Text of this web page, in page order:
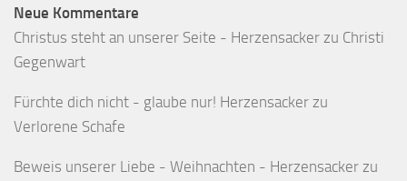
Neue Kommentare
Christus steht an unserer Seite - Herzensacker zu Christi
Gegenwart
Fürchte dich nicht - glaube nur! Herzensacker zu
Verlorene Schafe
Beweis unserer Liebe - Weihnachten - Herzensacker zu